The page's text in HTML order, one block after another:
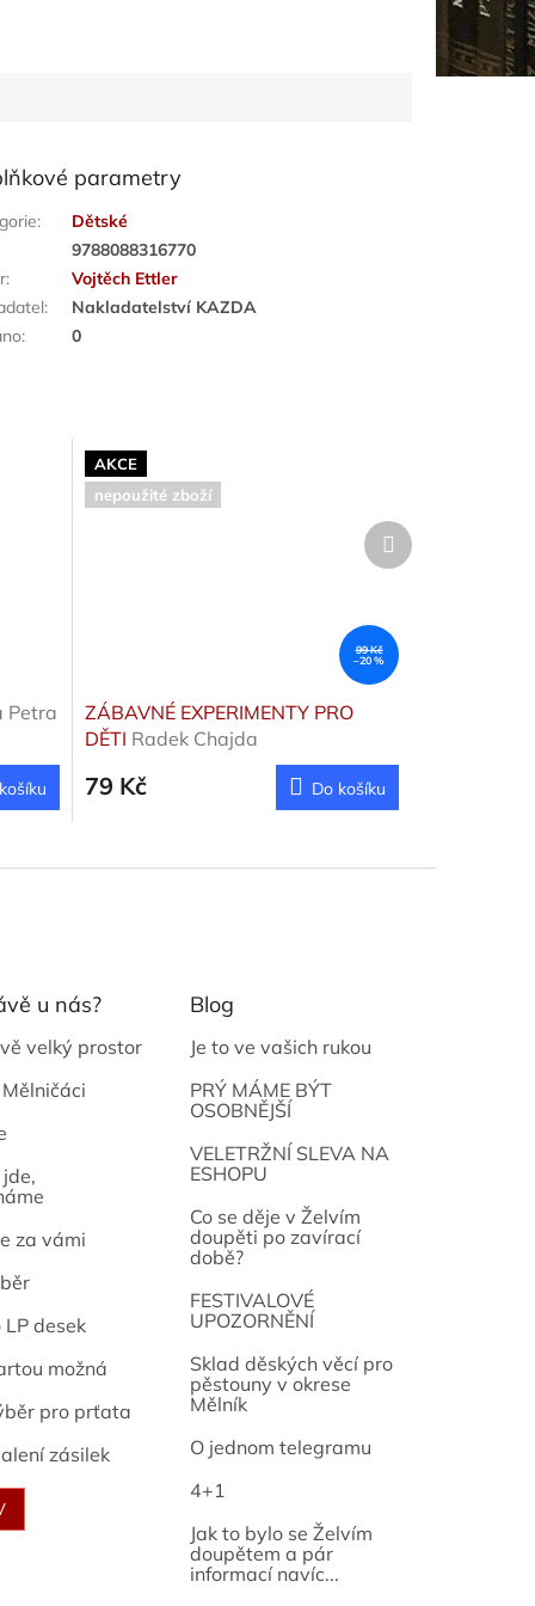
parametry
:
Dětské
9788088316770
:
Vojtěch Ettler
:
Nakladatelství KAZDA
: 0
Petra
AKCE
nepoužité zboží
99 Kč
–20 %
ZÁBAVNÉ EXPERIMENTY PRO
DĚTI Radek Chajda
79 Kč Do košíku
Další
produkt
u nás?
velký prostor
za vámi
desek
možná
pro prťata
zásilek
Blog
Je to ve vašich rukou
PRÝ MÁME BÝT
OSOBNĚJŠÍ
VELETRŽNÍ SLEVA NA
ESHOPU
Co se děje v Želvím
doupěti po zavírací
době?
FESTIVALOVÉ
UPOZORNĚNÍ
Sklad děských věcí pro
pěstouny v okrese
Mělník
O jednom telegramu
4+1
Jak to bylo se Želvím
doupětem a pár
informací navíc...